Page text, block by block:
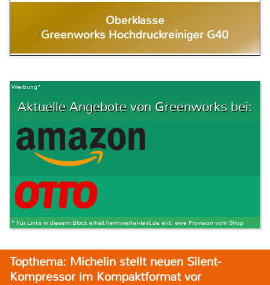
Oberklasse
Greenworks Hochdruckreiniger G40
Werbung*
Aktuelle Angebote von Greenworks bei:
* Für Links in diesem Block erhält heimwerker-test.de evtl. eine Provision vom Shop
Topthema: Michelin stellt neuen Silent-
Kompressor im Kompaktformat vor